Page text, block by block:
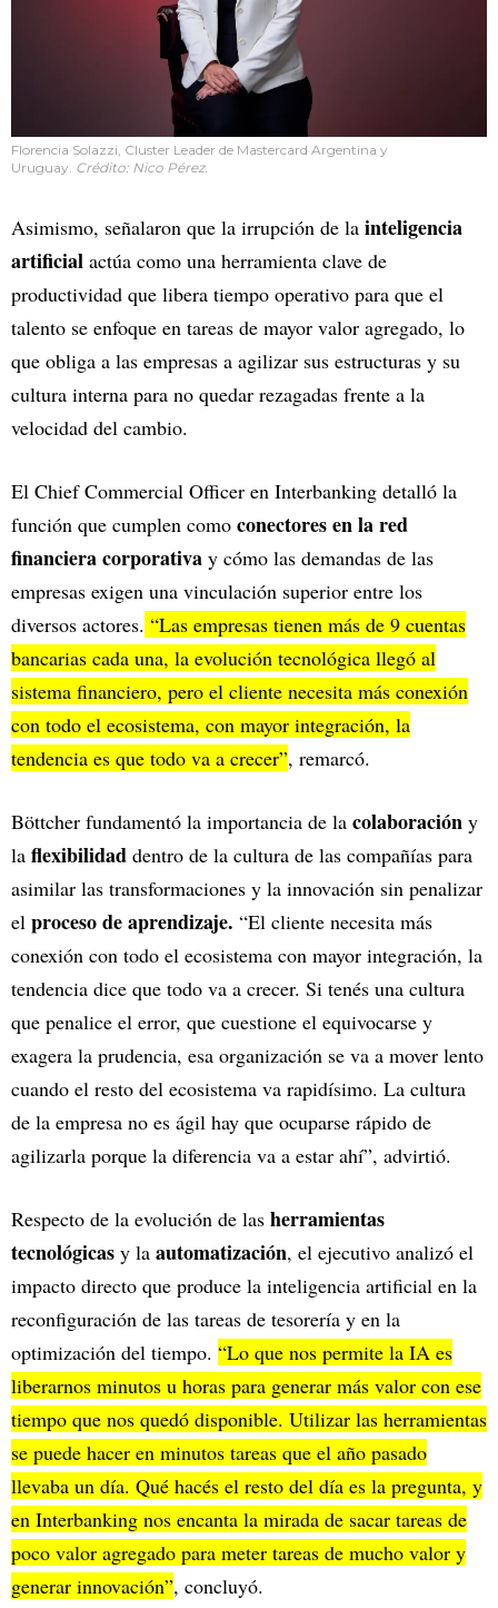
Florencia Solazzi, Cluster Leader de Mastercard Argentina y
Uruguay. Crédito: Nico Pérez.
Asimismo, señalaron que la irrupción de la inteligencia
artificial actúa como una herramienta clave de
productividad que libera tiempo operativo para que el
talento se enfoque en tareas de mayor valor agregado, lo
que obliga a las empresas a agilizar sus estructuras y su
cultura interna para no quedar rezagadas frente a la
velocidad del cambio.
El Chief Commercial Officer en Interbanking detalló la
función que cumplen como conectores en la red
financiera corporativa y cómo las demandas de las
empresas exigen una vinculación superior entre los
diversos actores. “Las empresas tienen más de 9 cuentas
bancarias cada una, la evolución tecnológica llegó al
sistema financiero, pero el cliente necesita más conexión
con todo el ecosistema, con mayor integración, la
tendencia es que todo va a crecer”, remarcó.
Böttcher fundamentó la importancia de la colaboración y
la flexibilidad dentro de la cultura de las compañías para
asimilar las transformaciones y la innovación sin penalizar
el proceso de aprendizaje. “El cliente necesita más
conexión con todo el ecosistema con mayor integración, la
tendencia dice que todo va a crecer. Si tenés una cultura
que penalice el error, que cuestione el equivocarse y
exagera la prudencia, esa organización se va a mover lento
cuando el resto del ecosistema va rapidísimo. La cultura
de la empresa no es ágil hay que ocuparse rápido de
agilizarla porque la diferencia va a estar ahí”, advirtió.
Respecto de la evolución de las herramientas
tecnológicas y la automatización, el ejecutivo analizó el
impacto directo que produce la inteligencia artificial en la
reconfiguración de las tareas de tesorería y en la
optimización del tiempo. “Lo que nos permite la IA es
liberarnos minutos u horas para generar más valor con ese
tiempo que nos quedó disponible. Utilizar las herramientas
se puede hacer en minutos tareas que el año pasado
llevaba un día. Qué hacés el resto del día es la pregunta, y
en Interbanking nos encanta la mirada de sacar tareas de
poco valor agregado para meter tareas de mucho valor y
generar innovación”, concluyó.